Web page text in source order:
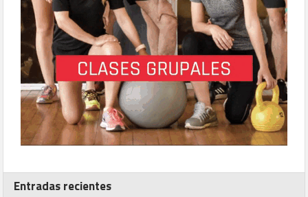
Entradas recientes